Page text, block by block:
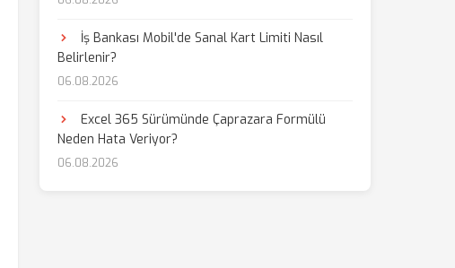
İş Bankası Mobil'de Sanal Kart Limiti Nasıl
Belirlenir?
06.08.2026
Excel 365 Sürümünde Çaprazara Formülü
Neden Hata Veriyor?
06.08.2026